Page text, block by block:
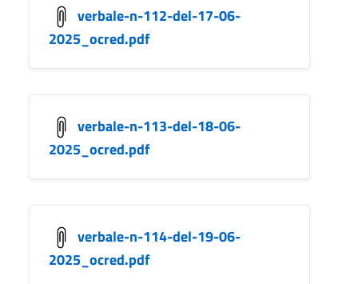
verbale-n-112-del-17-06-
2025_ocred.pdf
verbale-n-113-del-18-06-
2025_ocred.pdf
verbale-n-114-del-19-06-
2025_ocred.pdf